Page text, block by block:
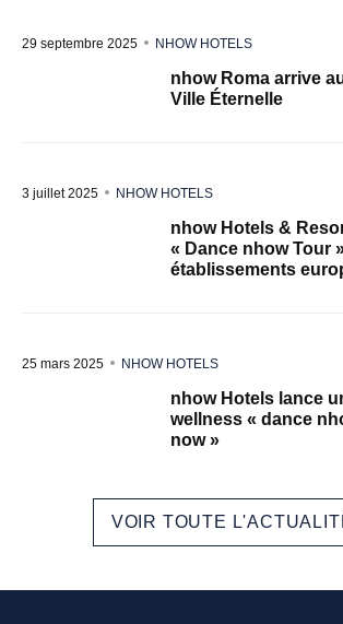
29 septembre 2025 NHOW HOTELS
nhow Roma arrive
Ville Éternelle
3 juillet 2025 NHOW HOTELS
nhow Hotels &
« Dance nhow Tour
établissements
25 mars 2025 NHOW HOTELS
nhow Hotels lance
wellness « dance
now »
VOIR TOUTE